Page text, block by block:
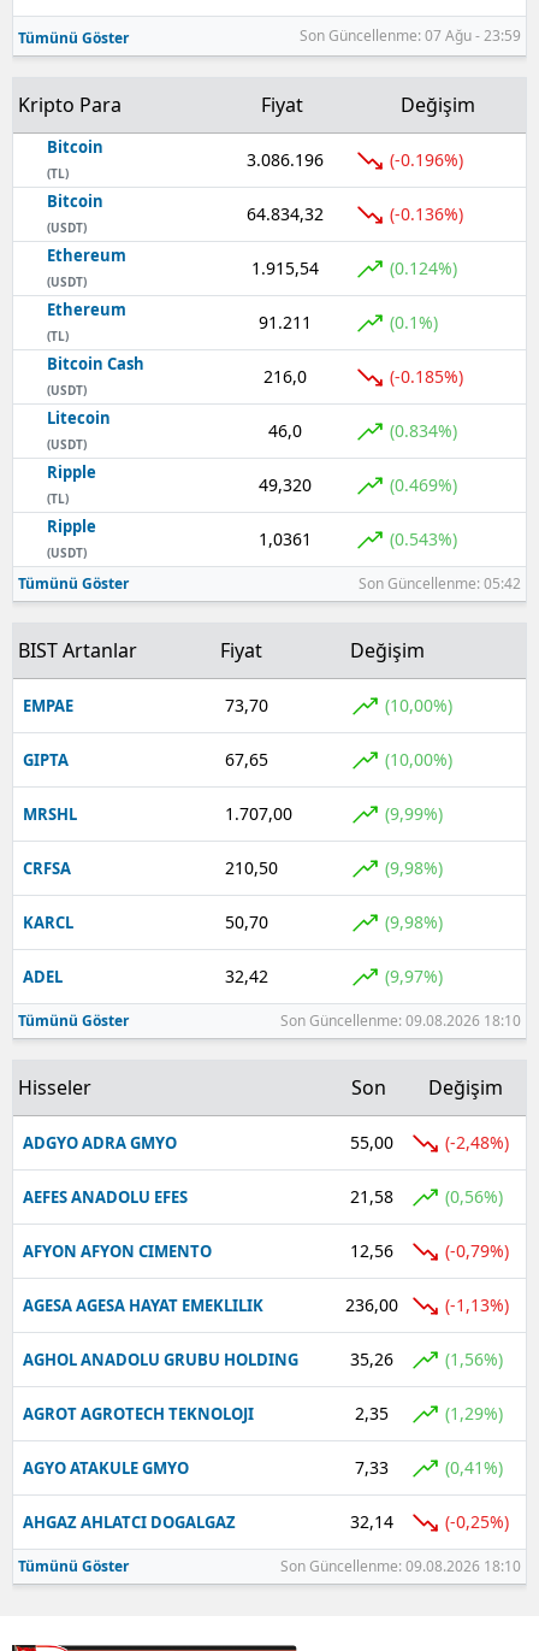
Samsun
Sinop
Sivas
Tekirdağ
Trabzon
Tunceli
Şanlıurfa
Uşak
Van
Yozgat
Aksaray
Bayburt
Karaman
Kırıkkale
Batman
Şırnak
Bartın
Ardahan
Karabük
Kilis
Osmaniye
Tümünü Göster Son Güncellenme: 07 Ağu - 23:59
Kripto Para Fiyat Değişim
Bitcoin
(TL)
3.086.196 (-0.196%)
Bitcoin
(USDT)
64.834,32 (-0.136%)
Ethereum
(USDT)
1.915,54 (0.124%)
Ethereum
(TL)
91.211 (0.1%)
Bitcoin Cash
(USDT)
216,0 (-0.185%)
Litecoin
(USDT)
46,0 (0.834%)
Ripple
(TL)
49,320 (0.469%)
Ripple
(USDT)
1,0361 (0.543%)
Tümünü Göster Son Güncellenme: 05:42
BIST Artanlar Fiyat Değişim
EMPAE 73,70 (10,00%)
GIPTA 67,65 (10,00%)
MRSHL 1.707,00 (9,99%)
CRFSA 210,50 (9,98%)
KARCL 50,70 (9,98%)
ADEL 32,42 (9,97%)
Tümünü Göster Son Güncellenme: 09.08.2026 18:10
Hisseler Son Değişim
ADGYO ADRA GMYO 55,00 (-2,48%)
AEFES ANADOLU EFES 21,58 (0,56%)
AFYON AFYON CIMENTO 12,56 (-0,79%)
AGESA AGESA HAYAT EMEKLILIK 236,00 (-1,13%)
AGHOL ANADOLU GRUBU HOLDING 35,26 (1,56%)
AGROT AGROTECH TEKNOLOJI 2,35 (1,29%)
AGYO ATAKULE GMYO 7,33 (0,41%)
AHGAZ AHLATCI DOGALGAZ 32,14 (-0,25%)
Tümünü Göster Son Güncellenme: 09.08.2026 18:10